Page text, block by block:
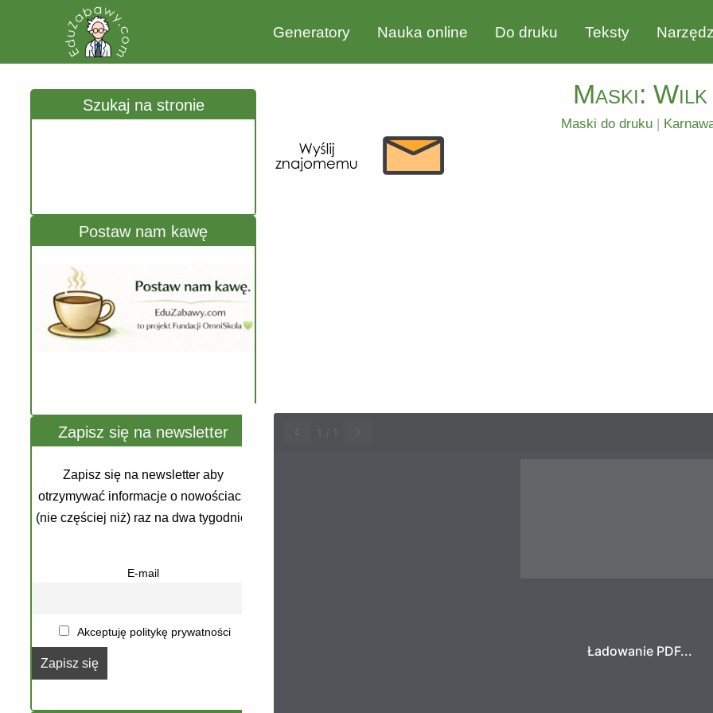
Generatory Nauka online Do druku Teksty
Szukaj na stronie
Postaw nam kawę
Zapisz się na newsletter
Zapisz się na newsletter aby
otrzymywać informacje o nowościach
(nie częściej niż) raz na dwa tygodnie.
E-mail
Akceptuję politykę prywatności
Maski: Wilk
Maski do druku |
Ładowanie PDF...